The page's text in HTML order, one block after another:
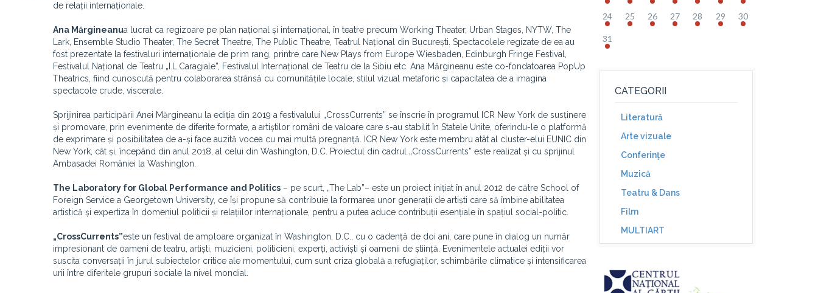
de relații internaționale
Ana Mărgineanua lucrat ca regizoare pe plan național și internațional, în teatre precum Working Theater, Urban Stages, NYTW, The
Lark, Ensemble Studio Theater, The Secret Theatre, The Public Theatre, Teatrul Național din București. Spectacolele regizate de ea au
fost prezentate la festivaluri internaționale de prim rang, printre care New Plays from Europe Wiesbaden, Edinburgh Fringe Festival,
Festivalul Național de Teatru „I.L.Caragiale”, Festivalul Internațional de Teatru de la Sibiu etc. Ana Mărgineanu este co-fondatoarea PopUp
Theatrics, fiind cunoscută pentru colaborarea strânsă cu comunitățile locale, stilul vizual metaforic și capacitatea de a imagina
spectacole crude, viscerale.
Sprijinirea participării Anei Mărgineanu la ediția din 2019 a festivalului „CrossCurrents” se înscrie în programul ICR New York de susținere
și promovare, prin evenimente de diferite formate, a artiștilor români de valoare care s-au stabilit în Statele Unite, oferindu-le o platformă
de exprimare și posibilitatea de a-și face auzită vocea cu mai multă pregnanță. ICR New York este membru atât al cluster-elui EUNIC din
New York, cât și, începând din anul 2018, al celui din Washington, D.C. Proiectul din cadrul „CrossCurrents” este realizat și cu sprijinul
Ambasadei României la Washington.
The Laboratory for Global Performance and Politics – pe scurt, „The Lab”– este un proiect inițiat în anul 2012 de către School of
Foreign Service a Georgetown University, ce își propune să contribuie la formarea unor generații de artiști care să îmbine abilitatea
artistică și expertiza în domeniul politicii și relațiilor internaționale, pentru a putea aduce contribuții esențiale în spațiul social-politic.
„CrossCurrents”este un festival de amploare organizat în Washington, D.C., cu o cadență de doi ani, care pune în dialog un număr
impresionant de oameni de teatru, artiști, muzicieni, politicieni, experți, activiști și oamenii de știință. Evenimentele actualei ediții vor
suscita conversații în jurul subiectelor critice ale momentului, cum sunt criza globală a refugiaților, schimbările climatice și intensificarea
urii între diferitele grupuri sociale la nivel mondial.
24 25 26 27 28 29 30
31
CATEGORII
Literatură
Arte vizuale
Conferinţe
Muzică
Teatru & Dans
Film
MULTIART